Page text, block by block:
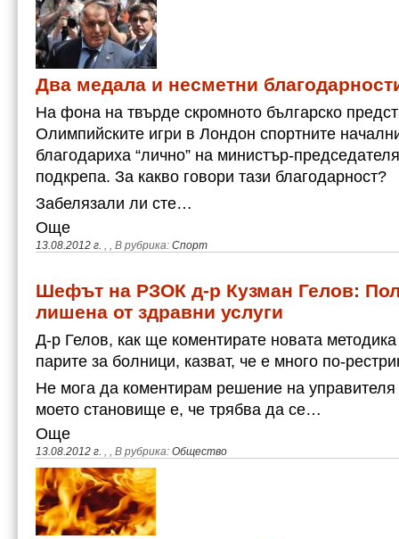
Два медала и несметни
На фона на твърде скромното българско
Олимпийските игри в Лондон спортните
благодариха “лично” на министър-
подкрепа. За какво говори тази благодарност?
Забелязали ли сте…
13.08.2012 г. , , В рубрика: Спорт
Още
Шефът на РЗОК д-р Кузман Гелов:
лишена от здравни услуги
Д-р Гелов, как ще коментирате новата
парите за болници, казват, че е много по-
Не мога да коментирам решение на
моето становище е, че трябва да се…
13.08.2012 г. , , В рубрика: Общество
Още